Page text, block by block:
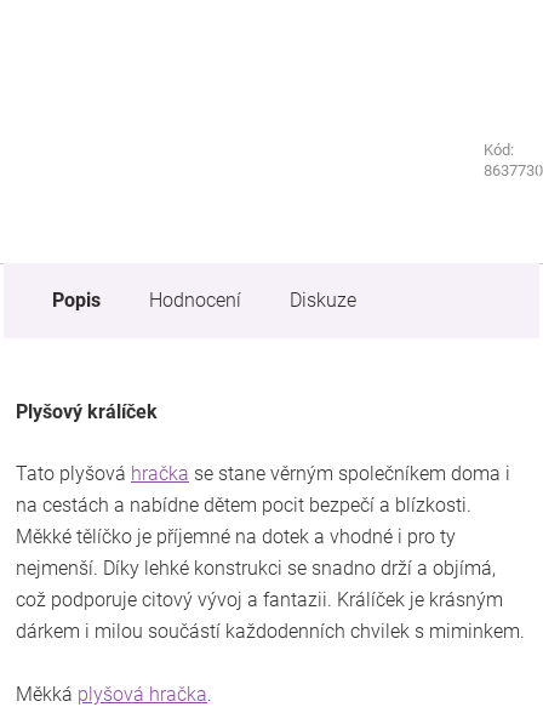
Kód:
Kód:
Popis Hodnocení Diskuze
Plyšový králíček
Tato plyšová hračka se stane věrným společníkem doma i
na cestách a nabídne dětem pocit bezpečí a blízkosti.
Měkké tělíčko je příjemné na dotek a vhodné i pro ty
nejmenší. Díky lehké konstrukci se snadno drží a objímá,
což podporuje citový vývoj a fantazii. Králíček je krásným
dárkem i milou součástí každodenních chvilek s miminkem.
Měkká plyšová hračka.